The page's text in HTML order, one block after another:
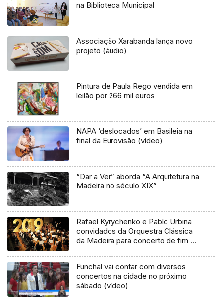
na Biblioteca Municipal
Associação Xarabanda lança novo
projeto (áudio)
Pintura de Paula Rego vendida em
leilão por 266 mil euros
NAPA ‘deslocados’ em Basileia na
final da Eurovisão (vídeo)
“Dar a Ver” aborda “A Arquitetura na
Madeira no século XIX”
Rafael Kyrychenko e Pablo Urbina
convidados da Orquestra Clássica
da Madeira para concerto de fim de
Funchal vai contar com diversos
concertos na cidade no próximo
sábado (vídeo)